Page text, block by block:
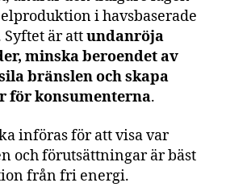
i havsbaserade
är attundanröja
minska beroendet av
bränslen och skapa
för konsumenterna.
införas för att visa var
och förutsättningar är bäst
från fri energi.